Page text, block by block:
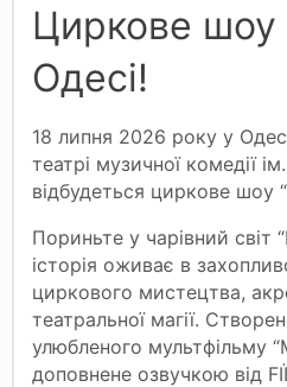
Циркове шоу
Одесі!
18 липня 2026 року у
театрі музичної комедії
відбудеться циркове шоу
Пориньте у чарівний світ
історія оживає в
циркового мистецтва,
театральної магії.
улюбленого мультфільму
доповнене озвучкою від